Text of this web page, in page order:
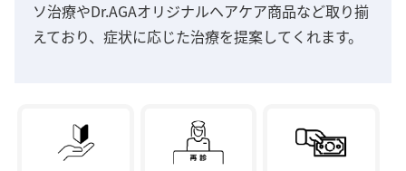
ソ治療やDr.AGAオリジナルヘアケア商品など取り揃
えており、症状に応じた治療を提案してくれます。